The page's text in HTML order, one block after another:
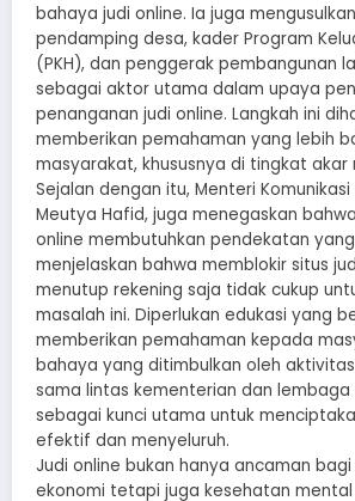
bahaya judi online. Ia juga
pendamping desa, kader Program
(PKH), dan penggerak pembangunan
sebagai aktor utama dalam upaya
penanganan judi online. Langkah ini
memberikan pemahaman yang lebih
masyarakat, khususnya di tingkat akar
Sejalan dengan itu, Menteri
Meutya Hafid, juga menegaskan
online membutuhkan pendekatan
menjelaskan bahwa memblokir situs
menutup rekening saja tidak cukup
masalah ini. Diperlukan edukasi yang
memberikan pemahaman kepada
bahaya yang ditimbulkan oleh
sama lintas kementerian dan
sebagai kunci utama untuk
efektif dan menyeluruh.
Judi online bukan hanya ancaman
ekonomi tetapi juga kesehatan